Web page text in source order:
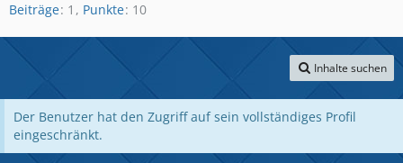
Beiträge 1 Punkte 10
Inhalte suchen
Der Benutzer hat den Zugriff auf sein vollständiges Profil
eingeschränkt.